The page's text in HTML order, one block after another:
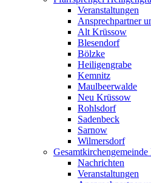
Veranstaltungen
Ansprechpartner
Alt Krüssow
Blesendorf
Bölzke
Heiligengrabe
Kemnitz
Maulbeerwalde
Neu Krüssow
Rohlsdorf
Sadenbeck
Sarnow
Wilmersdorf
Nachrichten
Veranstaltungen